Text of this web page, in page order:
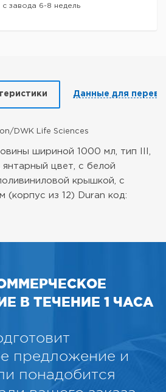
завода 6-8 недель
Данные для
DWK Life Sciences
шириной 1000 мл, тип III,
янтарный цвет, с белой
крышкой, с
(корпус из 12)
Duran код:
В ТЕЧЕНИЕ 1 ЧАСА
предложение и
понадобится